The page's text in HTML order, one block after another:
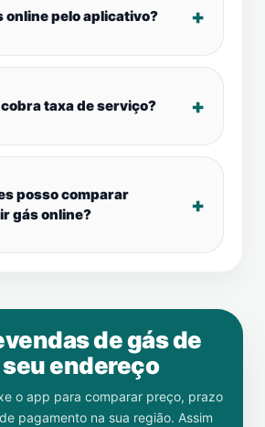
online pelo aplicativo?
cobra taxa de serviço?
posso comparar
gás online?
de gás de
endereço
o app para comparar preço, prazo
pagamento na sua região. Assim